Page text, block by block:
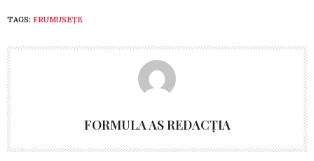
TAGS: FRUMUSEȚE
FORMULA AS REDACȚIA